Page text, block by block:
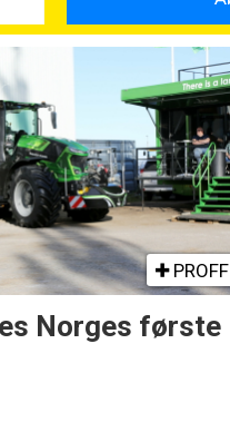
PROFF
Norges første